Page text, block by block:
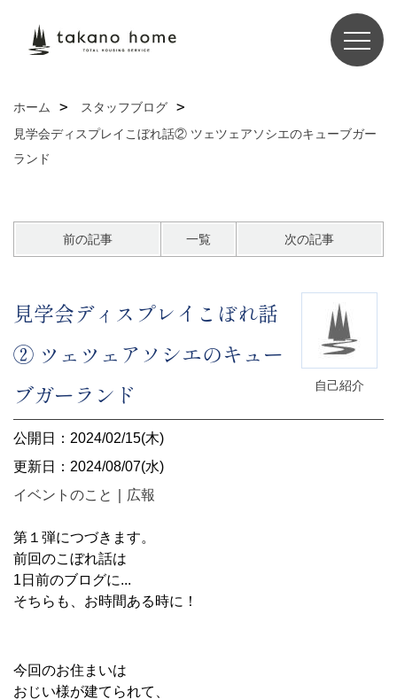
ホーム
スタッフブログ
見学会ディスプレイこぼれ話② ツェツェアソシエのキューブガー
ランド
前の記事 一覧 次の記事
自己紹介
見学会ディスプレイこぼれ話
② ツェツェアソシエのキュー
ブガーランド
公開日：2024/02/15(木)
更新日：2024/08/07(水)
イベントのこと
広報
第１弾につづきます。
前回のこぼれ話は
1日前のブログに...
そちらも、お時間ある時に！
今回のお住まいは
おじい様が建てられて、